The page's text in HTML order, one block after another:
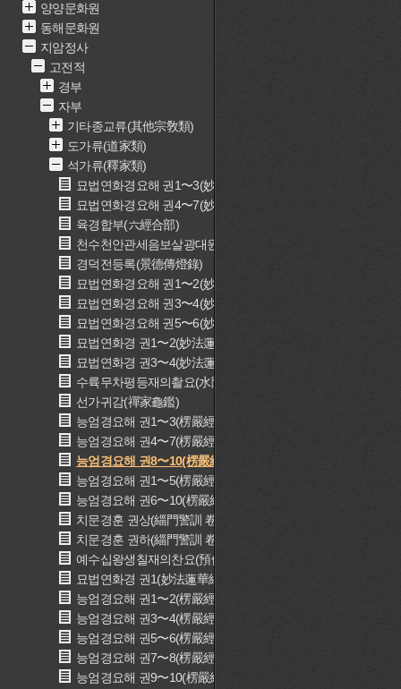
양양문화원
동해문화원
지암정사
고전적
경부
자부
기타종교류(其他宗敎類)
도가류(道家類)
석가류(釋家類)
묘법연화경요해 권1〜3(妙法蓮華經要解 卷一〜三)
묘법연화경요해 권4〜7(妙法蓮華經要解 卷四〜七)
육경합부(六經合部)
천수천안관세음보살광대원만무애대비심다라니경(千手千眼
경덕전등록(景德傳燈錄)
묘법연화경요해 권1〜2(妙法蓮華經要解 卷一〜二)
묘법연화경요해 권3〜4(妙法蓮華經要解 卷三一〜四)
묘법연화경요해 권5〜6(妙法蓮華經要解 卷五〜六)
묘법연화경 권1〜2(妙法蓮華經 卷一〜二)
묘법연화경 권3〜4(妙法蓮華經 卷三〜四)
수륙무차평등재의촬요(水陸無遮平等齋儀撮要)
선가귀감(禪家龜鑑)
능엄경요해 권1〜3(楞嚴經要解 卷一〜三)
능엄경요해 권4〜7(楞嚴經要解 卷四〜七)
능엄경요해 권8〜10(楞嚴經要解 卷四〜七)
능엄경요해 권1〜5(楞嚴經要解 卷一〜五)
능엄경요해 권6〜10(楞嚴經要解 卷六〜十)
치문경훈 권상(緇門警訓 卷上)
치문경훈 권하(緇門警訓 卷下)
예수십왕생칠재의찬요(預修十王生七齋儀纂要)
묘법연화경 권1(妙法蓮華經 卷一)
능엄경요해 권1〜2(楞嚴經要解 卷一〜二)
능엄경요해 권3〜4(楞嚴經要解 卷三〜四)
능엄경요해 권5〜6(楞嚴經要解 卷五〜六)
능엄경요해 권7〜8(楞嚴經要解 卷七〜八)
능엄경요해 권9〜10(楞嚴經要解 卷九〜十)